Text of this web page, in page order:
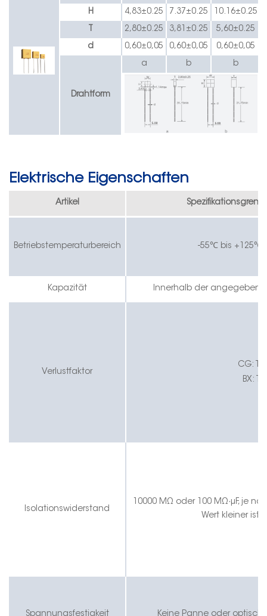
H 4,83±0.25 7.37 ±0.25 10.16±0.25
T 2,80±0.25 3,81 ±0.25 5,60±0.25
d 0,60±0,05 0,60±0,05 0,60±0,05
Drahtform
a b b
Elektrische Eigenschaften
Artikel
Betriebstemperaturbereich -55℃ bis +125℃
Kapazität Innerhalb der
Verlustfaktor
CG: Tg
BX:
Isolationswiderstand
10000 MΩ oder 100 MΩ · μF, je
Wert kleiner ist